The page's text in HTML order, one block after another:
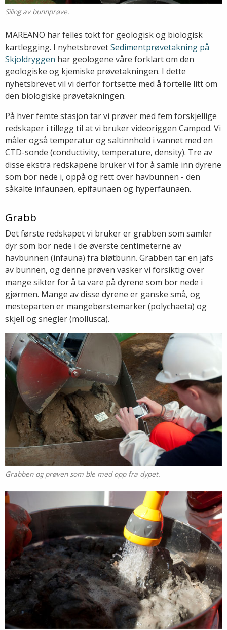
Siling av bunnprøve.
MAREANO har felles tokt for geologisk og biologisk
kartlegging. I nyhetsbrevetSedimentprøvetakning på
Skjoldryggen har geologene våre forklart om den
geologiske og kjemiske prøvetakningen. I dette
nyhetsbrevet vil vi derfor fortsette med å fortelle litt om
den biologiske prøvetakningen.
På hver femte stasjon tar vi prøver med fem forskjellige
redskaper i tillegg til at vi bruker videoriggen Campod. Vi
måler også temperatur og saltinnhold i vannet med en
CTD-sonde (conductivity, temperature, density). Tre av
disse ekstra redskapene bruker vi for å samle inn dyrene
som bor nede i, oppå og rett over havbunnen - den
såkalte infaunaen, epifaunaen og hyperfaunaen.
Grabb
Det første redskapet vi bruker er grabben som samler
dyr som bor nede i de øverste centimeterne av
havbunnen (infauna) fra bløtbunn. Grabben tar en jafs
av bunnen, og denne prøven vasker vi forsiktig over
mange sikter for å ta vare på dyrene som bor nede i
gjørmen. Mange av disse dyrene er ganske små, og
mesteparten er mangebørstemarker (polychaeta) og
skjell og snegler (mollusca).
Grabben og prøven som ble med opp fra dypet.